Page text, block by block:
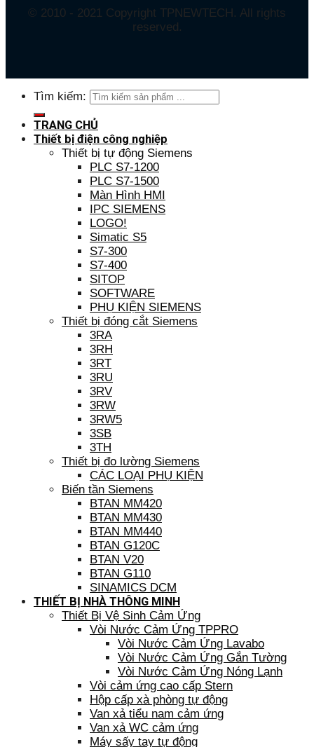
© 2010 - 2021 Copyright TPNEWTECH. All rights
reserved.
Tìm kiếm:
TRANG CHỦ
Thiết bị điện công nghiệp
Thiết bị tự động Siemens
PLC S7-1200
PLC S7-1500
Màn Hình HMI
IPC SIEMENS
LOGO!
Simatic S5
S7-300
S7-400
SITOP
SOFTWARE
PHỤ KIỆN SIEMENS
Thiết bị đóng cắt Siemens
3RA
3RH
3RT
3RU
3RV
3RW
3RW5
3SB
3TH
Thiết bị đo lường Siemens
CÁC LOẠI PHỤ KIỆN
Biến tần Siemens
BTAN MM420
BTAN MM430
BTAN MM440
BTAN G120C
BTAN V20
BTAN G110
SINAMICS DCM
THIẾT BỊ NHÀ THÔNG MINH
Thiết Bị Vệ Sinh Cảm Ứng
Vòi Nước Cảm Ứng TPPRO
Vòi Nước Cảm Ứng Lavabo
Vòi Nước Cảm Ứng Gắn Tường
Vòi Nước Cảm Ứng Nóng Lạnh
Vòi cảm ứng cao cấp Stern
Hộp cấp xà phòng tự động
Van xả tiểu nam cảm ứng
Van xả WC cảm ứng
Máy sấy tay tự động